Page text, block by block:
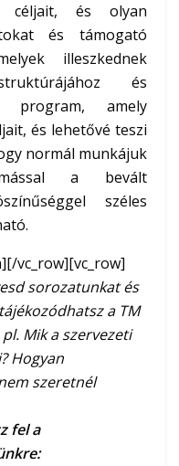
céljait, és olyan
és támogató
illeszkednek
és
program, amely
és lehetővé teszi
normál munkájuk
a bevált
széles
vc_row][vc_row]
sorozatunkat és
a TM
Mik a szervezeti
Hogyan
szeretnél
fel a